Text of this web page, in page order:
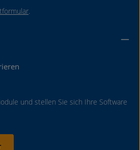
.
und stellen Sie sich Ihre Software